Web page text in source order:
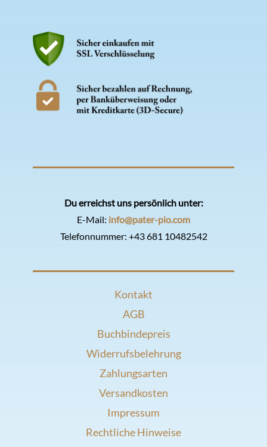
Du erreichst uns persönlich unter:
E-Mail: info@pater-pio.com
Telefonnummer: +43 681 10482542
Kontakt
AGB
Buchbindepreis
Widerrufsbelehrung
Zahlungsarten
Versandkosten
Impressum
Rechtliche Hinweise